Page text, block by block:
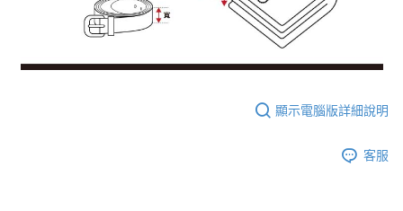
顯示電腦版詳細說明
客服